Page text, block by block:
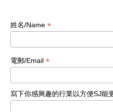
姓名/Name *
電郵/Email *
寫下你感興趣的行業以方便SJ能